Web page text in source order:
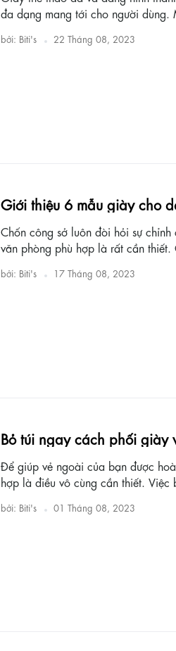
đa dạng mang tới cho người dùng.
bởi: Biti's 22 Tháng 08, 2023
Giới thiệu 6 mẫu giày cho
Chốn công sở luôn đòi hỏi sự
văn phòng phù hợp là rất cần
bởi: Biti's 17 Tháng 08, 2023
Bỏ túi ngay cách phối giày
Để giúp vẻ ngoài của bạn được
hợp là điều vô cùng cần thiết. Việc
bởi: Biti's 01 Tháng 08, 2023